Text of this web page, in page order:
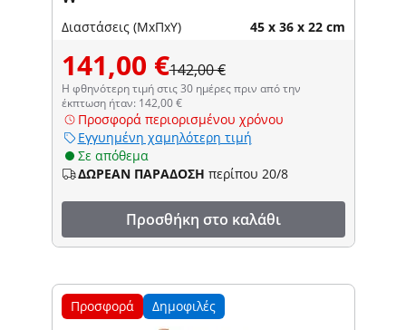
Διαστάσεις (ΜxΠxΥ) 45 x 36 x 22 cm
141,00 €142,00 €
Η φθηνότερη τιμή στις 30 ημέρες πριν από την
έκπτωση ήταν: 142,00 €
Προσφορά περιορισμένου χρόνου
Εγγυημένη χαμηλότερη τιμή
Σε απόθεμα
ΔΩΡΕΑΝ ΠΑΡΑΔΟΣΗ περίπου 20/8
Προσθήκη στο καλάθι
Προσφορά Δημοφιλές